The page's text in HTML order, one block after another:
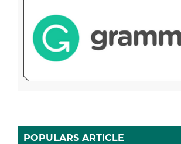
POPULARS ARTICLE